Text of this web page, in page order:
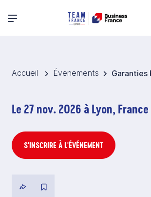
Menu principal
Accueil Évenements
Le 27 nov. 2026 à Lyon, France
S'INSCRIRE À L'ÉVÉNEMENT